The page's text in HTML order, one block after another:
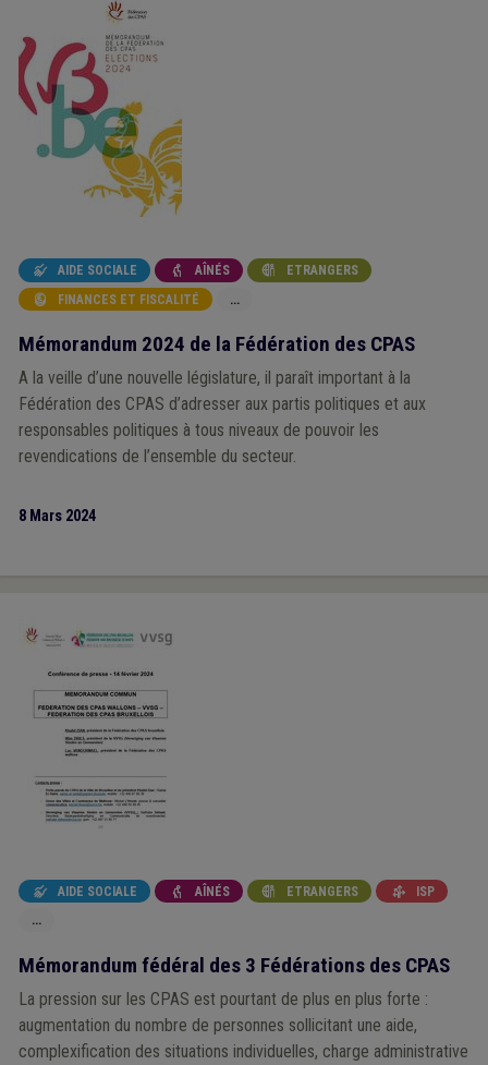
 AIDE SOCIALE  AÎNÉS  ETRANGERS
 FINANCES ET FISCALITÉ ...
Mémorandum 2024 de la Fédération des CPAS
A la veille d’une nouvelle législature, il paraît important à la
Fédération des CPAS d’adresser aux partis politiques et aux
responsables politiques à tous niveaux de pouvoir les
revendications de l’ensemble du secteur.
8 Mars 2024
 AIDE SOCIALE  AÎNÉS  ETRANGERS 
ISP
...
Mémorandum fédéral des 3 Fédérations des CPAS
La pression sur les CPAS est pourtant de plus en plus forte :
augmentation du nombre de personnes sollicitant une aide,
complexification des situations individuelles, charge administrative